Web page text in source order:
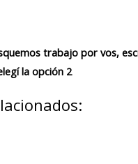
trabajo por vos,
la opción 2